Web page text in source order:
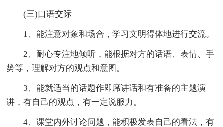
(三)口语交际
1、能注意对象和场合，学习文明得体地进行交流。
2、耐心专注地倾听，能根据对方的话语、表情、手
势等，理解对方的观点和意图。
3、能就适当的话题作即席讲话和有准备的主题演
讲，有自己的观点，有一定说服力。
4、课堂内外讨论问题，能积极发表自己的看法，有